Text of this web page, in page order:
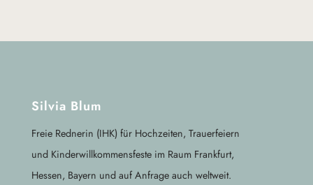
Silvia Blum
Freie Rednerin (IHK) für Hochzeiten, Trauerfeiern
und Kinderwillkommensfeste im Raum Frankfurt,
Hessen, Bayern und auf Anfrage auch weltweit.